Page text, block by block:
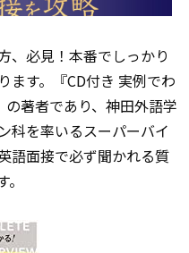
、必見！本番でしっかり
ます。『CD付き 実例でわ
著者であり、神田外語学
科を率いるスーパーバイ
語面接で必ず聞かれる質